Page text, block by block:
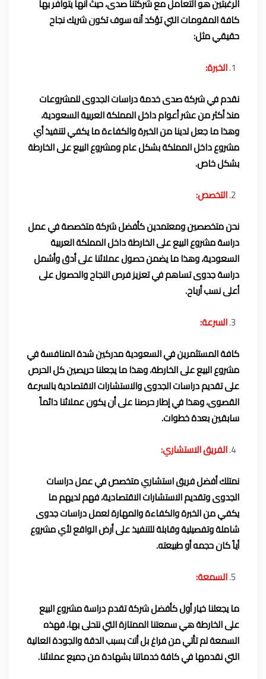
الرغبتين هو التعامل مع شركتنا صدى، حيث أنها يتوافر بها
كافة المقومات التي تؤكد أنه سوف تكون شريك نجاح
حقيقي مثل:
الخبرة:
نقدم في شركة صدى خدمة دراسات الجدوى للمشروعات
منذ أكثر من عشر أعوام داخل المملكة العربية السعودية،
وهذا ما جعل لدينا من الخبرة والكفاءة ما يكفي لتنفيذ أي
مشروع داخل المملكة بشكل عام ومشروع البيع على الخارطة
بشكل خاص.
التخصص:
نحن متخصصين ومعتمدين كأفضل شركة متخصصة في عمل
دراسة مشروع البيع على الخارطة داخل المملكة العربية
السعودية، وهذا ما يضمن حصول عملائنا على أدق وأشمل
دراسة جدوى تساهم في تعزيز فرص النجاح والحصول على
أعلى نسب أرباح.
السرعة:
كافة المستثمرين في السعودية مدركين شدة المنافسة في
مشروع البيع على الخارطة، وهذا ما يجعلنا حريصين كل الحرص
على تقديم دراسات الجدوى والاستشارات الاقتصادية بالسرعة
القصوى، وهذا في إطار حرصنا على أن يكون عملائنا دائماً
سابقين بعدة خطوات.
الفريق الاستشاري:
نمتلك أفضل فريق استشاري متخصص في عمل دراسات
الجدوى وتقديم الاستشارات الاقتصادية، فهم لديهم ما
يكفي من الخبرة والكفاءة والمهارة لعمل دراسات جدوى
شاملة وتفصيلية وقابلة للتنفيذ على أرض الواقع لأي مشروع
أياً كان حجمه أو طبيعته.
السمعة:
ما يجعلنا خيار أول كأفضل شركة تقدم دراسة مشروع البيع
على الخارطة هي سمعتنا الممتازة التي نتحلى بها، فهذه
السمعة لم تأتي من فراغ بل أتت بسبب الدقة والجودة العالية
التي نقدمها في كافة خدماتنا بشهادة من جميع عملائنا.